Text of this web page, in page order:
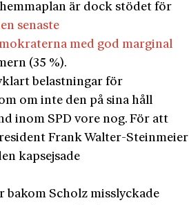
är dock stödet för
senaste
med god marginal
(35 %).
belastningar för
om inte den på sina håll
inom SPD vore nog. För att
Frank Walter-Steinmeier
kapsejsade
bakom Scholz misslyckade